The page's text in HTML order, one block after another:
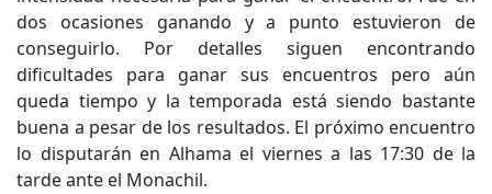
dos ocasiones ganando y a punto estuvieron de
conseguirlo. Por detalles siguen encontrando
dificultades para ganar sus encuentros pero aún
queda tiempo y la temporada está siendo bastante
buena a pesar de los resultados. El próximo encuentro
lo disputarán en Alhama el viernes a las 17:30 de la
tarde ante el Monachil.